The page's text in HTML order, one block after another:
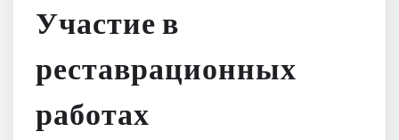
Участие в
реставрационных
работах